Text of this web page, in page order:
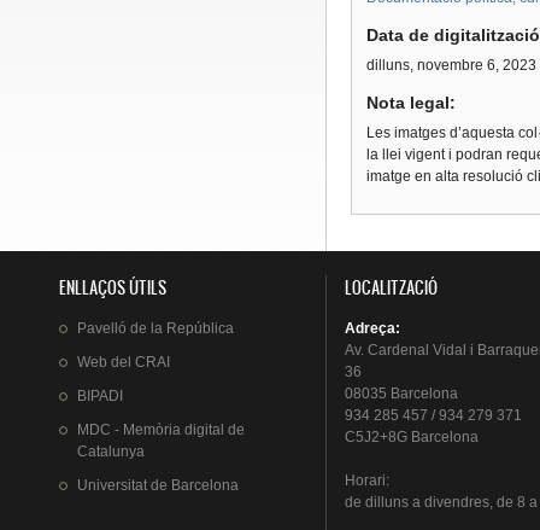
Data de
dilluns, novembre 6, 2023
Nota legal:
Les imatges d’aquesta
la llei vigent i podran
imatge en alta resolució
ENLLAÇOS ÚTILS
Pavelló de la República
Web del CRAI
BIPADI
MDC - Memòria digital de
Catalunya
Universitat de Barcelona
LOCALITZACIÓ
Adreça:
Av. Cardenal Vidal i
36
08035 Barcelona
934 285 457 / 934 279 371
C5J2+8G Barcelona
Horari:
de dillunsa divendres, de 8